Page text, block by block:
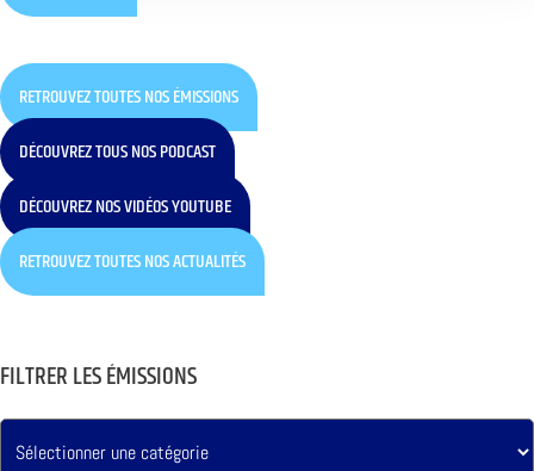
RETROUVEZ TOUTES NOS ÉMISSIONS
DÉCOUVREZ TOUS NOS PODCAST
DÉCOUVREZ NOS VIDÉOS YOUTUBE
RETROUVEZ TOUTES NOS ACTUALITÉS
FILTRER LES ÉMISSIONS